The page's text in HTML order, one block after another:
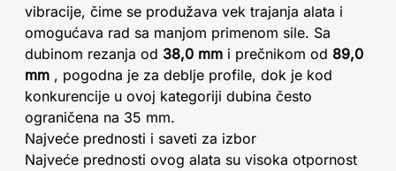
vibracije, čime se produžava vek trajanja alata i
omogućava rad sa manjom primenom sile. Sa
dubinom rezanja od 38,0 mm i prečnikom od 89,0
mm , pogodna je za deblje profile, dok je kod
konkurencije u ovoj kategoriji dubina često
ograničena na 35 mm.
Najveće prednosti i saveti za izbor
Najveće prednosti ovog alata su visoka otpornost